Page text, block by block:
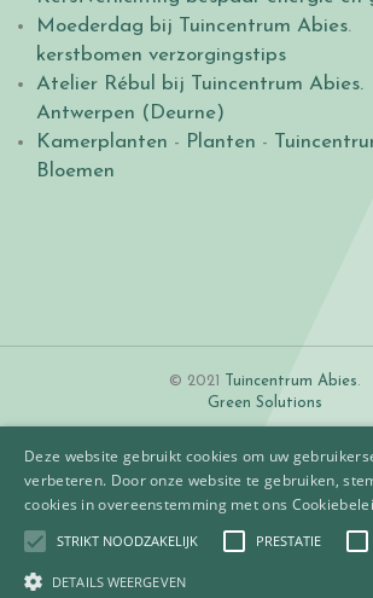
Moederdag bij Tuincentrum Abies
kerstbomen verzorgingstips
Atelier Rébul bij Tuincentrum Abies.
Antwerpen (Deurne)
Kamerplanten - Planten -
Bloemen
© 2021 Tuincentrum Abies.
Green Solutions
Algemene voorwaarden
Deze website gebruikt cookies om uw
verbeteren. Door onze website te gebruiken,
cookies in overeenstemming met ons
STRIKT NOODZAKELIJK PRESTATIE
DETAILS WEERGEVEN